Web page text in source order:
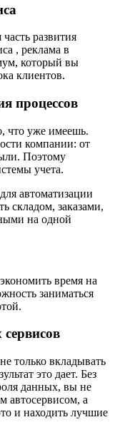
развития
, реклама в
который вы
клиентов.
процессов
что уже имеешь.
компании: от
Поэтому
учета.
автоматизации
складом, заказами,
на одной
время на
заниматься
только вкладывать
это дает. Без
данных, вы не
автосервисом, а
и находить лучшие